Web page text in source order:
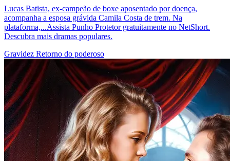
Lucas Batista, ex-campeão de boxe aposentado por doença,
acompanha a esposa grávida Camila Costa de trem. Na
plataforma,...Assista Punho Protetor gratuitamente no NetShort.
Descubra mais dramas populares.
Gravidez Retorno do poderoso